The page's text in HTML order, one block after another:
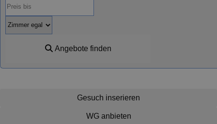
Angebote finden
Gesuch inserieren
WG anbieten